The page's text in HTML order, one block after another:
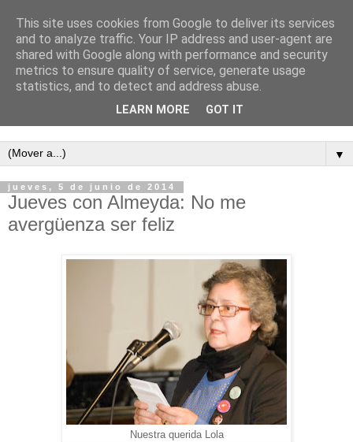
Semanario independiente de Calañas
▼
jueves, 5 de junio de 2014
Jueves con Almeyda: No me
avergüenza ser feliz
Nuestra querida Lola
This site uses cookies from Google to deliver its services
and to analyze traffic. Your IP address and user-agent are
shared with Google along with performance and security
metrics to ensure quality of service, generate usage
statistics, and to detect and address abuse.
LEARN MORE GOT IT